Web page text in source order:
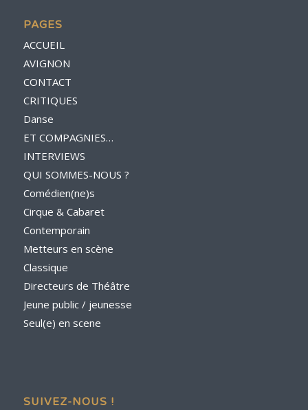
PAGES
ACCUEIL
AVIGNON
CONTACT
CRITIQUES
Danse
ET COMPAGNIES…
INTERVIEWS
QUI SOMMES-NOUS ?
Comédien(ne)s
Cirque & Cabaret
Contemporain
Metteurs en scène
Classique
Directeurs de Théâtre
Jeune public / jeunesse
Seul(e) en scene
SUIVEZ-NOUS !